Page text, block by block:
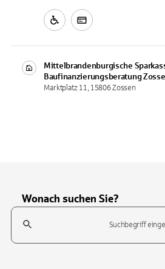
Mittelbrandenburgische
Baufinanzierungsberatung
Marktplatz 11, 15806 Zossen
Wonach suchen Sie?
Suchfeld